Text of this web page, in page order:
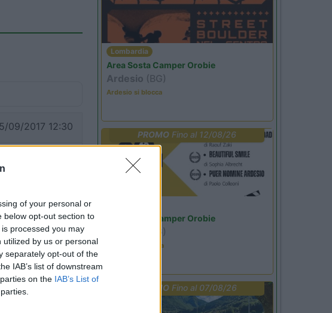
of your personal or
below opt-out section to
processed you may
by us or personal
separately opt-out of the
IAB’s list of downstream
on the IAB’s List of
09/2017 12:30
m. € 4 per
6 km più
le
09/2010 19:56
Lombardia
Area Sosta Camper Orobie
Ardesio (BG)
Ardesio si blocca
PROMO Fino al 12/08/26
Area Sosta Camper Orobie
(BG)
Estate in cineteca
PROMOFino al 07/08/26